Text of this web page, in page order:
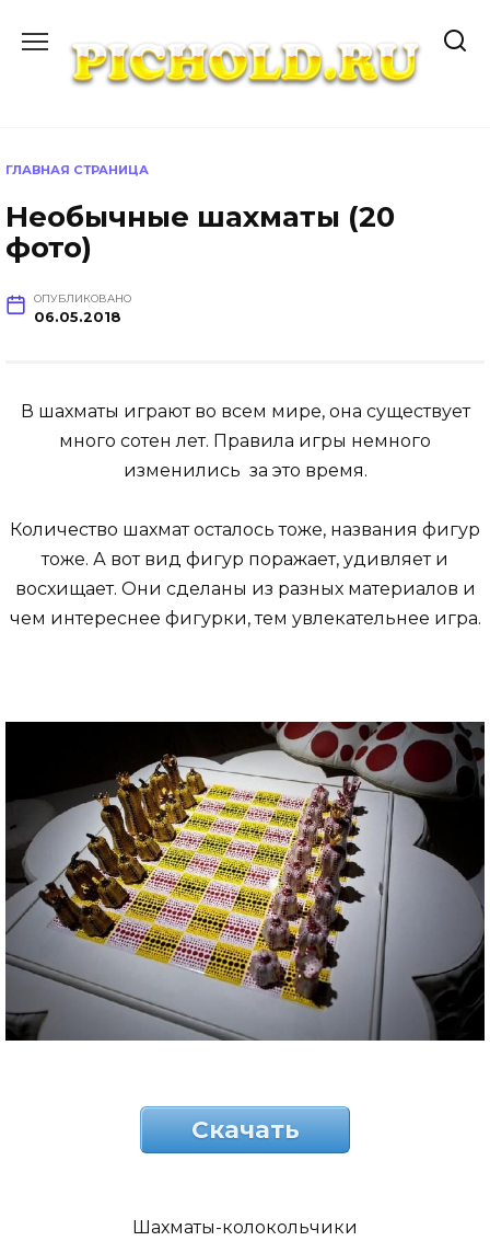
содержанию
ГЛАВНАЯ СТРАНИЦА
Необычные шахматы (20
фото)
ОПУБЛИКОВАНО
06.05.2018
В шахматы играют во всем мире, она существует
много сотен лет. Правила игры немного
изменились за это время.
Количество шахмат осталось тоже, названия фигур
тоже. А вот вид фигур поражает, удивляет и
восхищает. Они сделаны из разных материалов и
чем интереснее фигурки, тем увлекательнее игра.
Скачать
Шахматы-колокольчики